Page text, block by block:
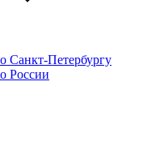
Санкт-Петербургу
России